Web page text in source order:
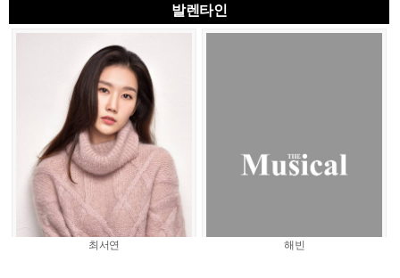
발렌타인
최서연 해빈